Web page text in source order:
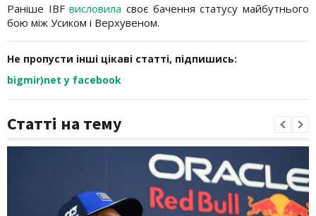
Раніше IBFвисловила своє бачення статусу майбутнього
бою між Усиком і Верхувеном.
Не пропусти інші цікаві статті, підпишись:
bigmir)net у facebook
Статті на тему